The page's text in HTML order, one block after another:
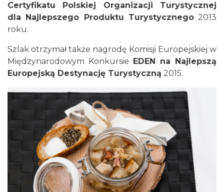
Certyfikatu Polskiej Organizacji Turystycznej
dla Najlepszego Produktu Turystycznego2013
roku.
Szlak otrzymał także nagrodę Komisji Europejskiej w
Międzynarodowym Konkursie
EDEN na Najlepszą
Europejską Destynację Turystyczną 2015.